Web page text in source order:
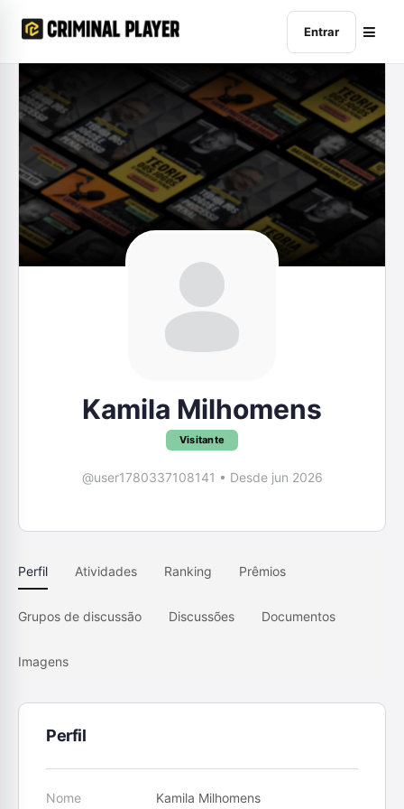
Entrar
Kamila Milhomens
Visitante
@user1780337108141 • Desde jun 2026
Perfil Atividades Ranking Prêmios
Grupos de discussão Discussões Documentos
Imagens
Perfil
Nome Kamila Milhomens